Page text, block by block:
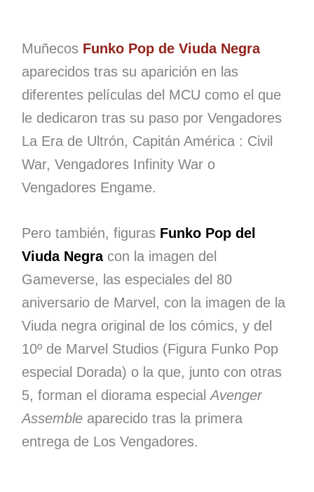
Muñecos Funko Pop de Viuda Negra
aparecidos tras su aparición en las
diferentes películas del MCU como el que
le dedicaron tras su paso por Vengadores
La Era de Ultrón, Capitán América : Civil
War, Vengadores Infinity War o
Vengadores Engame.
Pero también, figuras Funko Pop del
Viuda Negracon la imagen del
Gameverse, las especiales del 80
aniversario de Marvel, con la imagen de la
Viuda negra original de los cómics, y del
10º de Marvel Studios (Figura Funko Pop
especial Dorada) o la que, junto con otras
5, forman el diorama especialAvenger
Assembleaparecido tras la primera
entrega de Los Vengadores.